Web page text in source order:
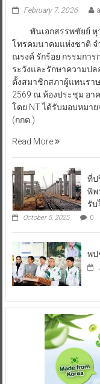
February 7, 2026
พันเอกสรรพชัยย์ หุว
โทรคมนาคมแห่งชาติ จ
ณรงค์ รักร้อย กรรมกา
ระวังและรักษาความป
ตั้งสมาชิกสภาผู้แทนรา
2569 ณ ห้องประชุม อ
โดย NT ได้รับมอบหมา
(กกต.)
Read More
ที่ป
พิพ
รับ
October 5, 2025 0
พป